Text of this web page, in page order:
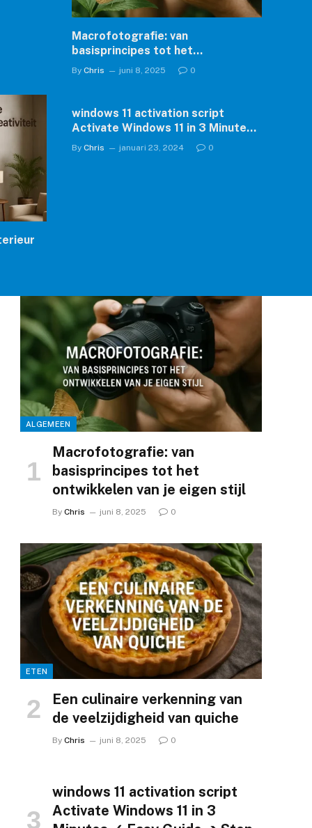
Macrofotografie: van
basisprincipes tot het
ontwikkelen van je eigen stijl
By Chris juni 8, 2025 0
windows 11 activation script
Activate Windows 11 in 3 Minutes
✓ Easy Guide ➔ Step-by-Step
By Chris januari 23, 2024 0
ALGEMEEN
Macrofotografie: van
basisprincipes tot het
ontwikkelen van je eigen stijl
By Chris juni 8, 2025 0
ETEN
Een culinaire verkenning van
de veelzijdigheid van quiche
By Chris juni 8, 2025 0
windows 11 activation script
Activate Windows 11 in 3